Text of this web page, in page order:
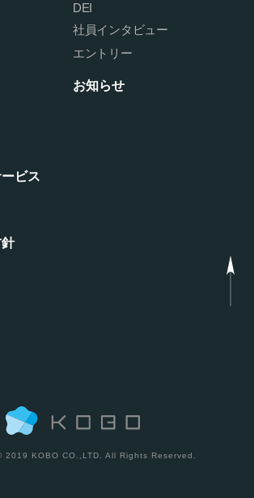
DEI
社員インタビュー
エントリー
お知らせ
ビス
2019 KOBO CO.,LTD. All Rights Reserved.